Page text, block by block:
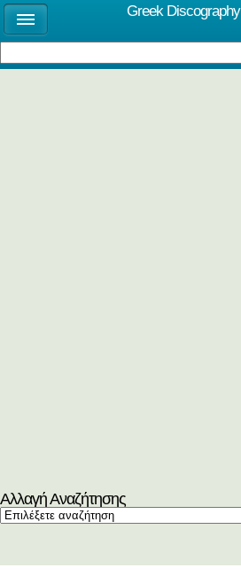
Αλλαγή Αναζήτησης
Greek Discography